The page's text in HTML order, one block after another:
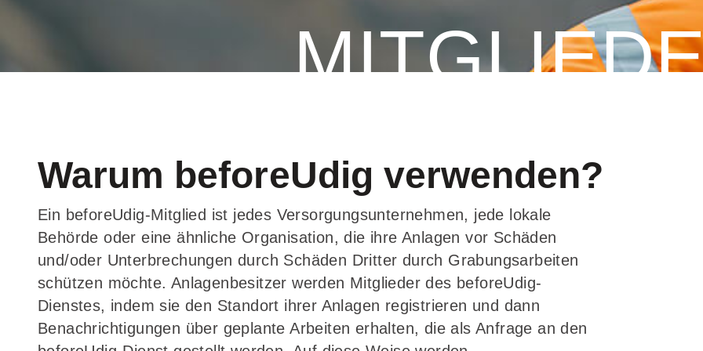
Warum beforeUdig verwenden?
Ein beforeUdig-Mitglied ist jedes Versorgungsunternehmen, jede lokale
Behörde oder eine ähnliche Organisation, die ihre Anlagen vor Schäden
und/oder Unterbrechungen durch Schäden Dritter durch Grabungsarbeiten
schützen möchte. Anlagenbesitzer werden Mitglieder des beforeUdig-
Dienstes, indem sie den Standort ihrer Anlagen registrieren und dann
Benachrichtigungen über geplante Arbeiten erhalten, die als Anfrage an den